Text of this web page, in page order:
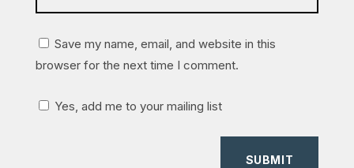
Save my name, email, and website in this
browser for the next time I comment.
Yes, add me to your mailing list
SUBMIT